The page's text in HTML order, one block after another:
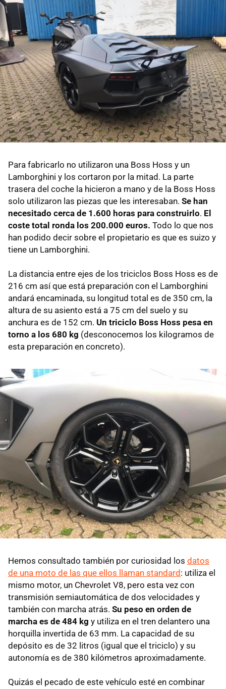
Para fabricarlo no utilizaron una Boss Hoss y un
Lamborghini y los cortaron por la mitad. La parte
trasera del coche la hicieron a mano y de la Boss Hoss
solo utilizaron las piezas que les interesaban. Se han
necesitado cerca de 1.600 horas para construirlo. El
coste total ronda los 200.000 euros. Todo lo que nos
han podido decir sobre el propietario es que es suizo y
tiene un Lamborghini.
La distancia entre ejes de los triciclos Boss Hoss es de
216 cm así que está preparación con el Lamborghini
andará encaminada, su longitud total es de 350 cm, la
altura de su asiento está a 75 cm del suelo y su
anchura es de 152 cm. Un triciclo Boss Hoss pesa en
torno a los 680 kg (desconocemos los kilogramos de
esta preparación en concreto).
Hemos consultado también por curiosidad los datos
de una moto de las que ellos llaman standard : utiliza el
mismo motor, un Chevrolet V8, pero esta vez con
transmisión semiautomática de dos velocidades y
también con marcha atrás. Su peso en orden de
marcha es de 484 kg y utiliza en el tren delantero una
horquilla invertida de 63 mm. La capacidad de su
depósito es de 32 litros (igual que el triciclo) y su
autonomía es de 380 kilómetros aproximadamente.
Quizás el pecado de este vehículo esté en combinar